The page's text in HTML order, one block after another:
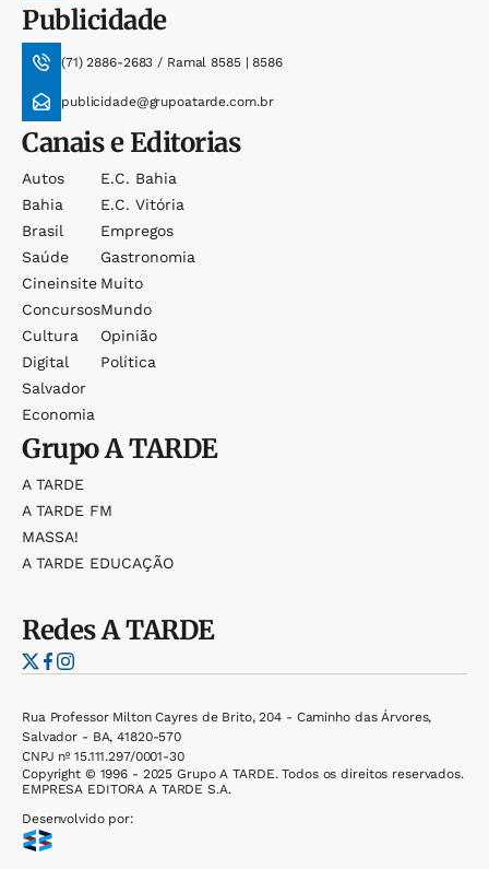
Publicidade
(71) 2886-2683 / Ramal 8585 | 8586
publicidade@grupoatarde.com.br
Canais e Editorias
Autos
Bahia
Brasil
Saúde
Cineinsite
Concursos
Cultura
Digital
Salvador
Economia
E.c. Bahia
E.c. Vitória
Empregos
Gastronomia
Muito
Mundo
Opinião
Política
GrupoA TARDE
A TARDE
A TARDE FM
MASSA!
A TARDE EDUCAÇÃO
RedesA TARDE
Rua Professor Milton Cayres de Brito, 204 - Caminho das Árvores,
Salvador - BA, 41820-570
CNPJ nº 15.111.297/0001-30
Copyright © 1996 - 2025 Grupo A TARDE. Todos os direitos reservados.
EMPRESA EDITORA A TARDE S.A.
Desenvolvido por: